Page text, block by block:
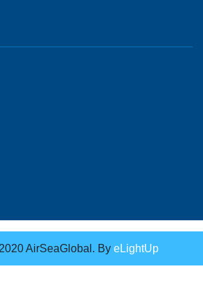
AirSeaGlobal. By eLightUp